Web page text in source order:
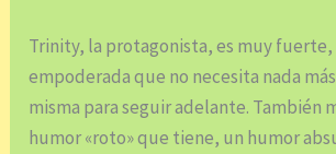
Trinity, la protagonista, es muy
empoderada que no necesita nada
misma para seguir adelante. También
humor «roto» que tiene, un humor